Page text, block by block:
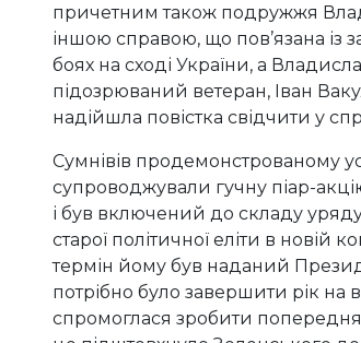
причетним також подружжя
іншою справою, що пов’язана із
боях на сході України, а
підозрюваний ветеран, Іван
надійшла повістка свідчити у
Сумнівів продемонстрованому
супроводжували гучну піар-
і був включений до складу
старої політичної еліти в новій
термін йому був наданий
потрібно було завершити рік на
спромоглася зробити